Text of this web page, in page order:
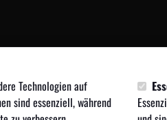
Technologien auf
sind essenziell, während
erst nach dem Klick von YouTube
Verbindung zu den YouTube-
du unserer